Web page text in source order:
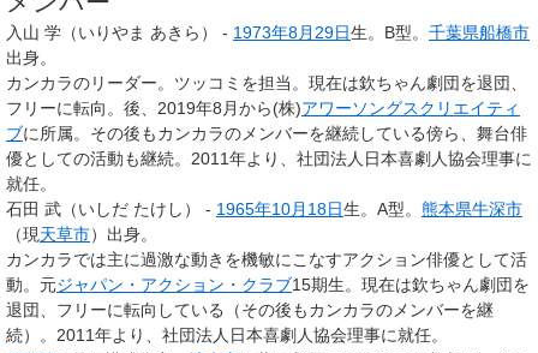
入山 学（いりやま あきら） - 1973年8月29日生。B型。 千葉県船橋市
出身。
カンカラのリーダー。ツッコミを担当。現在は欽ちゃん劇団を退団、
フリーに転向。後、2019年8月から(株)アワーソングスクリエイティ
ブに所属。その後もカンカラのメンバーを継続している傍ら、舞台俳
優としての活動も継続。2011年より、社団法人日本喜劇人協会理事に
就任。
石田 武（いしだ たけし）
- 1965年10月18日生。A型。 熊本県牛深市
（現天草市）出身。
カンカラでは主に過激な動きを機敏にこなすアクション俳優として活
動。元ジャパン・アクション・クラブ15期生。現在は欽ちゃん劇団を
退団、フリーに転向している（その後もカンカラのメンバーを継
続）。2011年より、社団法人日本喜劇人協会理事に就任。